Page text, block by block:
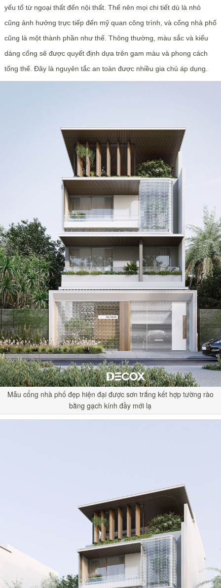
yếu tố từ ngoại thất đến nội thất. Thế nên mọi chi tiết dù là nhỏ
cũng ảnh hưởng trực tiếp đến mỹ quan công trình, và cổng nhà phố
cũng là một thành phần như thế. Thông thường, màu sắc và kiểu
dáng cổng sẽ được quyết định dựa trên gam màu và phong cách
tổng thể. Đây là nguyên tắc an toàn được nhiều gia chủ áp dụng.
Mẫu cổng nhà phố đẹp hiện đại được sơn trắng kết hợp tường rào
bằng gạch kính đầy mới lạ